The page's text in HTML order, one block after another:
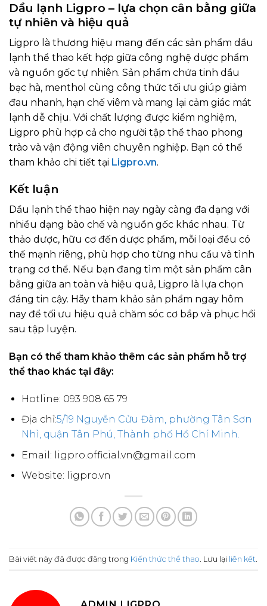
Dầu lạnh Ligpro – lựa chọn cân bằng giữa
tự nhiên và hiệu quả
Ligpro là thương hiệu mang đến các sản phẩm dầu
lạnh thể thao kết hợp giữa công nghệ dược phẩm
và nguồn gốc tự nhiên. Sản phẩm chứa tinh dầu
bạc hà, menthol cùng công thức tối ưu giúp giảm
đau nhanh, hạn chế viêm và mang lại cảm giác mát
lạnh dễ chịu. Với chất lượng được kiểm nghiệm,
Ligpro phù hợp cả cho người tập thể thao phong
trào và vận động viên chuyên nghiệp. Bạn có thể
tham khảo chi tiết tại Ligpro.vn.
Kết luận
Dầu lạnh thể thao hiện nay ngày càng đa dạng với
nhiều dạng bào chế và nguồn gốc khác nhau. Từ
thảo dược, hữu cơ đến dược phẩm, mỗi loại đều có
thế mạnh riêng, phù hợp cho từng nhu cầu và tình
trạng cơ thể. Nếu bạn đang tìm một sản phẩm cân
bằng giữa an toàn và hiệu quả, Ligpro là lựa chọn
đáng tin cậy. Hãy tham khảo sản phẩm ngay hôm
nay để tối ưu hiệu quả chăm sóc cơ bắp và phục hồi
sau tập luyện.
Bạn có thể tham khảo thêm các sản phẩm hỗ trợ
thể thao khác tại đây:
Hotline: 093 908 65 79
Địa chỉ:5/19 Nguyễn Cửu Đàm, phường Tân Sơn
Nhì, quận Tân Phú, Thành phố Hồ Chí Minh.
Email: ligpro.official.vn@gmail.com
Website: ligpro.vn
Bài viết này đã được đăng trong Kiến thức thể thao . Lưu lại liên kết